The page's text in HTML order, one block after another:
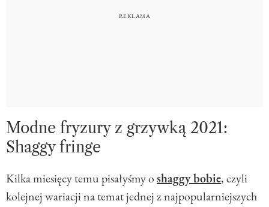
Modne fryzury z grzywką 2021:
Shaggy fringe
Kilka miesięcy temu pisałyśmy oshaggy bobie, czyli
kolejnej wariacji na temat jednej z najpopularniejszych